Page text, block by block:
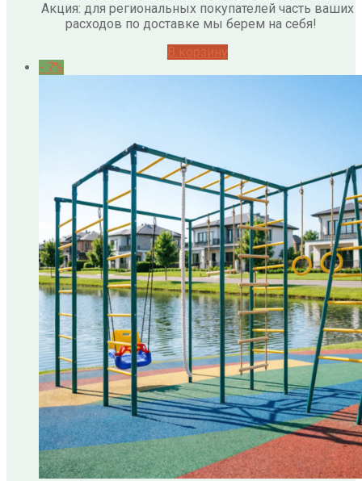
Акция: для региональных покупателей часть ваших
расходов по доставке мы берем на себя!
- 7%